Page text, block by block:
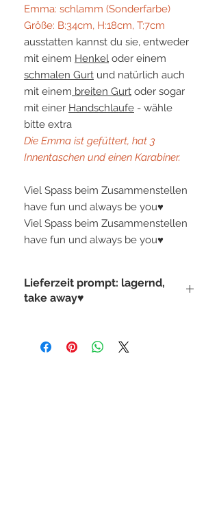
Emma: schlamm (Sonderfarbe)
Größe: B:34cm, H:18cm, T:7cm
ausstatten kannst du sie, entweder
mit einem Henkel oder einem
schmalen Gurt und natürlich auch
mit einem breiten Gurt oder sogar
mit einer Handschlaufe - wähle
bitte extra
Die Emma ist gefüttert, hat 3
Innentaschen und einen Karabiner.
Viel Spass beim Zusammenstellen
have fun und always be you♥
Viel Spass beim Zusammenstellen
have fun und always be you♥
Lieferzeit prompt: lagernd,
take away♥